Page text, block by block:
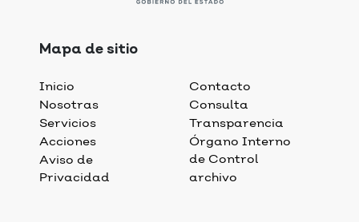
Mapa de sitio
Inicio
Nosotras
Servicios
Acciones
Aviso de
Privacidad
Contacto
Consulta
Transparencia
Órgano Interno
de Control
archivo